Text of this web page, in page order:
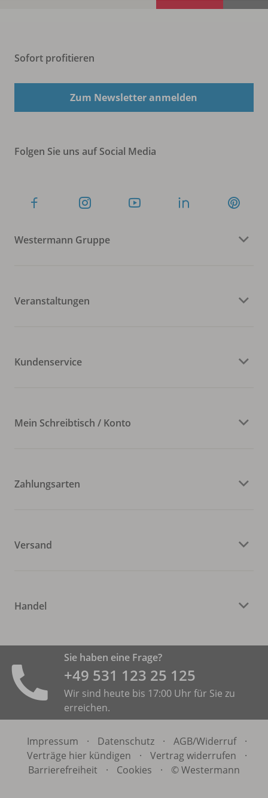
Sofort profitieren
Zum Newsletter anmelden
Folgen Sie uns auf Social Media
Westermann Gruppe
Veranstaltungen
Kundenservice
Mein Schreibtisch / Konto
Zahlungsarten
Versand
Handel
Sie haben eine Frage?
+49 531 ­123 25 125
Wir sind heute bis 17:00 Uhr für Sie zu
erreichen.
Impressum · Datenschutz · AGB/Widerruf
·
Verträge hier kündigen
· Vertrag widerrufen
·
Barrierefreiheit
· Cookies · © Westermann